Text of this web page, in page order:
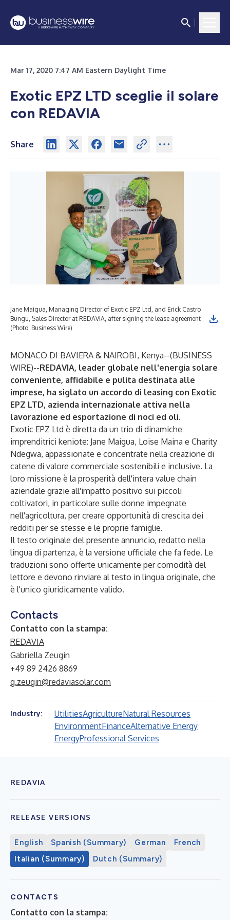
Mar 17, 2020 7:47 AM Eastern Daylight Time
Exotic EPZ LTD sceglie il solare
con REDAVIA
Share
Jane Maigua, Managing Director of Exotic EPZ Ltd, and Erick Castro
Bungu, Sales Director at REDAVIA, after signing the lease agreement
(Photo: Business Wire)
MONACO DI BAVIERA & NAIROBI, Kenya--(BUSINESS
WIRE)--REDAVIA, leader globale nell'energia solare
conveniente, affidabile e pulita destinata alle
imprese, ha siglato un accordo di leasing con Exotic
EPZ LTD, azienda internazionale attiva nella
lavorazione ed esportazione di noci ed oli.
Exotic EPZ Ltd è diretta da un trio di dinamiche
imprenditrici keniote: Jane Maigua, Loise Maina e Charity
Ndegwa, appassionate e concentrate nella creazione di
catene di valore commerciale sostenibili e inclusive. La
loro missione è la prosperità dell'intera value chain
aziendale grazie all'impatto positivo sui piccoli
coltivatori, in particolare sulle donne impegnate
nell'agricoltura, per creare opportunità di crescita dei
redditi per se stesse e le proprie famiglie.
Il testo originale del presente annuncio, redatto nella
lingua di partenza, è la versione ufficiale che fa fede. Le
traduzioni sono offerte unicamente per comodità del
lettore e devono rinviare al testo in lingua originale, che
è l'unico giuridicamente valido.
Contacts
Contatto con la stampa:
REDAVIA
Gabriella Zeugin
+49 89 2426 8869
g.zeugin@redaviasolar.com
Industry: UtilitiesAgricultureNatural Resources
EnvironmentFinanceAlternative Energy
EnergyProfessional Services
REDAVIA
RELEASE VERSIONS
English Spanish (Summary) German
French
Italian (Summary)
Dutch (Summary)
CONTACTS
Contatto con la stampa: